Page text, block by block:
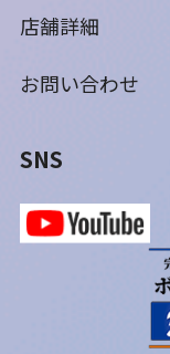
店舗詳細
お問い合わせ
SNS